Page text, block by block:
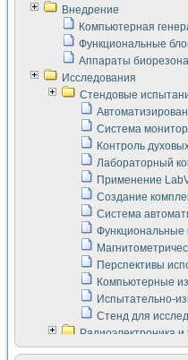
Внедрение
Компьютерная
Функциональные
Аппараты
Исследования
Стендовые
Система
Контроль
Лабораторный
Применение
Создание
Система
Функциональные
Перспективы
Компьютерные
Испытательно-
Стенд для
Радиоэлектроника и
LabVIEW в